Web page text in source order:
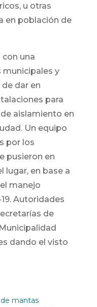
u otras
en población de
una
y
dar en
para
aislamiento en
Un equipo
por los
pusieron en
lugar, en base a
manejo
Autoridades
de
dando el visto
mantas